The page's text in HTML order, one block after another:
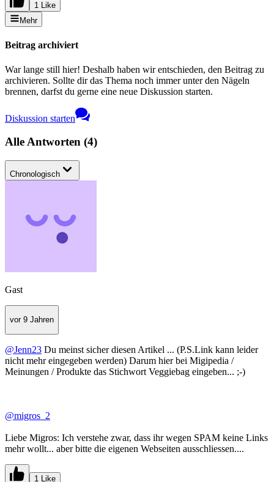
1 Like
Mehr
Beitrag archiviert
War lange still hier! Deshalb haben wir entschieden, den Beitrag zu
archivieren. Sollte dir das Thema noch immer unter den Nägeln
brennen, darfst du gerne eine neue Diskussion starten.
Diskussion starten
Alle Antworten (4)
Chronologisch
Gast
vor 9 Jahren
@Jenn23 Du meinst sicher diesen Artikel ... (P.S.Link kann leider
nicht mehr eingegeben werden) Darum hier bei Migipedia /
Meinungen / Produkte das Stichwort Veggiebag eingeben... ;-)
@migros_2
Liebe Migros: Ich verstehe zwar, dass ihr wegen SPAM keine Links
mehr wollt... aber bitte die eigenen Webseiten ausschliessen....
1 Like